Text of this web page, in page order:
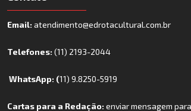
Email:atendimento@edrotacultural.com.br
Telefones:(11) 2193-2044
WhatsApp: (11) 9.8250-5919
Cartas para a Redação:enviar mensagem